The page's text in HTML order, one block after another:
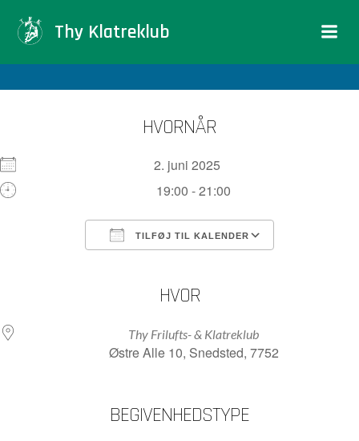
Thy Klatreklub
HVORNÅR
2. juni 2025
19:00 - 21:00
TILFØJ TIL KALENDER
HVOR
Thy Frilufts- & Klatreklub
Østre Alle 10, Snedsted, 7752
BEGIVENHEDSTYPE